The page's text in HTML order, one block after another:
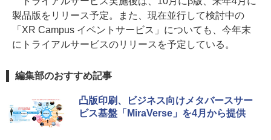
製品版をリリース予定。また、現在並行して検討中の
「XR Campus イベントサービス」についても、今年末
にトライアルサービスのリリースを予定している。
編集部のおすすめ記事
凸版印刷、ビジネス向けメタバースサー
ビス基盤「MiraVerse」を4月から提供